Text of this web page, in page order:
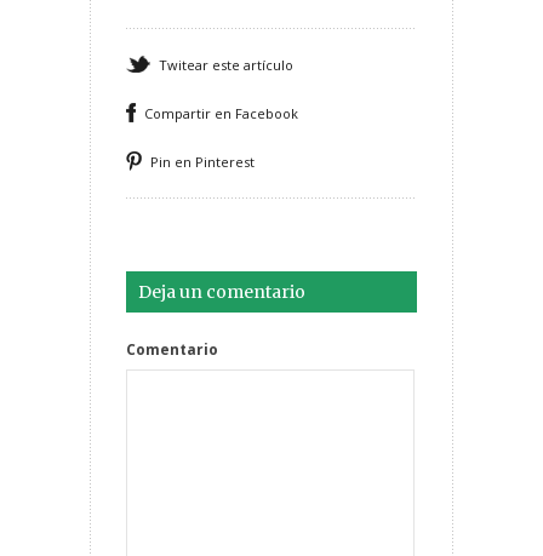
Twitear este artículo
Compartir en Facebook
Pin en Pinterest
Deja un comentario
Comentario